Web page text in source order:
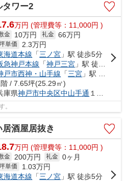
タワー2
万円 (管理費等：11,000円 )
金 10万円 礼金 66万円
単価 2.3万円
海道本線 「三ノ宮 」駅 徒歩5分
急神戸本線 「神戸三宮 」駅 徒歩5分
戸市西神・山手線 「三宮 」駅 徒歩3分
/ 7.65坪(25.29㎡)
庫県神戸市中央区中山手通 １丁目
。
酒屋居抜き
万円 (管理費等：11,000円 )
金 200万円 礼金 0ヶ月
単価 1.03万円
海道本線 「三ノ宮 」駅 徒歩5分